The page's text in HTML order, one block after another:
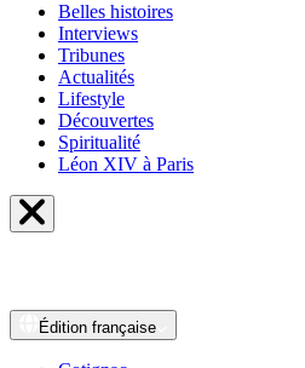
Belles histoires
Interviews
Tribunes
Actualités
Lifestyle
Découvertes
Spiritualité
Léon XIV à Paris
Édition française